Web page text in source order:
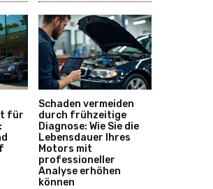
für
Schaden vermeiden
durch frühzeitige
Diagnose: Wie Sie die
Lebensdauer Ihres
Motors mit
professioneller
Analyse erhöhen
können